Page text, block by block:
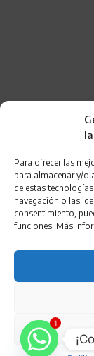
Para ofrecer las
para almacenar y/o
de estas
navegación o las
consentimiento,
funciones. Más
Aviso Legal
1